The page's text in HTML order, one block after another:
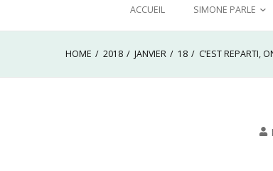
ACCUEIL SIMONE PARLE
CHRONIQUE
HOME 2018 JANVIER 18 C’EST REPARTI,